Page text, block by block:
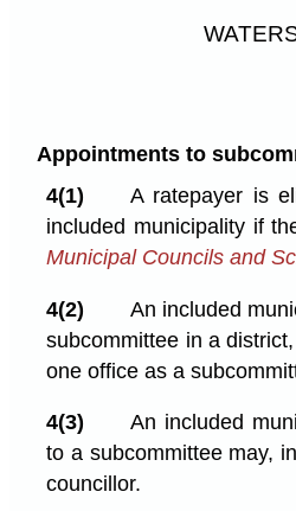
Appointments to
4(1)
A ratepayer is
included municipality if
Municipal Councils and
4(2)
An included
subcommittee in a
one office as a
4(3)
An included
to a subcommittee may,
councillor.